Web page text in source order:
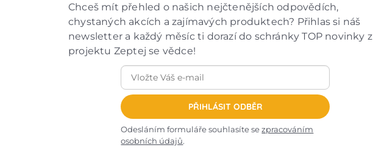
Chceš mít přehled o našich nejčtenějších odpovědích,
chystaných akcích a zajímavých produktech? Přihlas si náš
newsletter a každý měsíc ti dorazí do schránky TOP novinky z
projektu Zeptej se vědce!
PŘIHLÁSIT ODBĚR
Odesláním formuláře souhlasíte sezpracováním
osobních údajů.